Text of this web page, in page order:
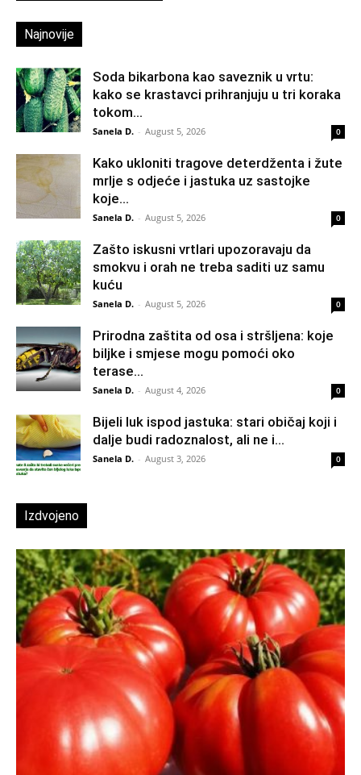
Najnovije
Soda bikarbona kao saveznik u vrtu:
kako se krastavci prihranjuju u tri koraka
tokom...
Sanela D. - August 5, 2026 0
Kako ukloniti tragove deterdženta i žute
mrlje s odjeće i jastuka uz sastojke
koje...
Sanela D. - August 5, 2026 0
Zašto iskusni vrtlari upozoravaju da
smokvu i orah ne treba saditi uz samu
kuću
Sanela D. - August 5, 2026 0
Prirodna zaštita od osa i stršljena: koje
biljke i smjese mogu pomoći oko
terase...
Sanela D. - August 4, 2026 0
Bijeli luk ispod jastuka: stari običaj koji i
dalje budi radoznalost, ali ne i...
Sanela D. - August 3, 2026 0
Izdvojeno